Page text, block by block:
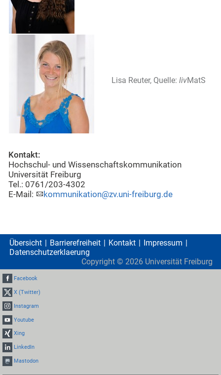
Lisa Reuter, Quelle: livMatS
Kontakt:
Hochschul- und Wissenschaftskommunikation
Universität Freiburg
Tel.: 0761/203-4302
E-Mail:
kommunikation@zv.uni-freiburg.de
Übersicht Barrierefreiheit Kontakt
Impressum
Datenschutzerklaerung
Copyright © 2026 Universität Freiburg
Facebook
X (Twitter)
Instagram
Youtube
Xing
LinkedIn
Mastodon